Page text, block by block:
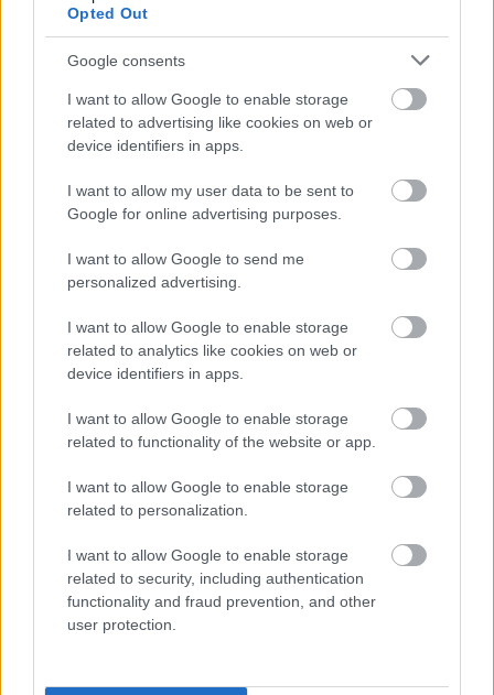
Opted Out
Google consents
I want to allow Google to enable storage
related to advertising like cookies on web or
device identifiers in apps.
I want to allow my user data to be sent to
Google for online advertising purposes.
I want to allow Google to send me
personalized advertising.
I want to allow Google to enable storage
related to analytics like cookies on web or
device identifiers in apps.
I want to allow Google to enable storage
related to functionality of the website or app.
I want to allow Google to enable storage
related to personalization.
I want to allow Google to enable storage
related to security, including authentication
functionality and fraud prevention, and other
user protection.